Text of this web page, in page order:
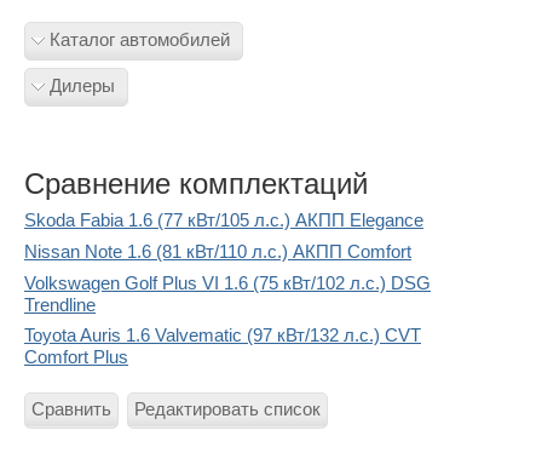
Каталог автомобилей
Дилеры
Сравнение комплектаций
Skoda Fabia 1.6 (77 кВт/105 л.с.) АКПП Elegance
Nissan Note 1.6 (81 кВт/110 л.с.) АКПП Comfort
Volkswagen Golf Plus VI 1.6 (75 кВт/102 л.с.) DSG
Trendline
Toyota Auris 1.6 Valvematic (97 кВт/132 л.с.) CVT
Comfort Plus
Сравнить Редактировать список